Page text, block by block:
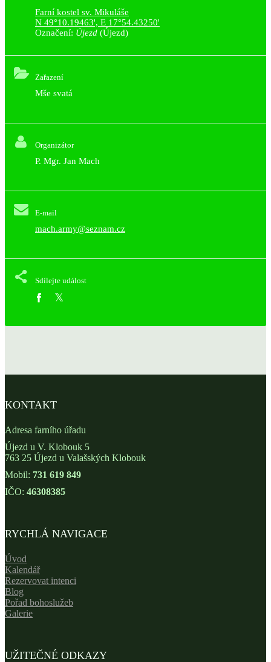
Farní kostel sv. Mikuláše
N 49°10.19463', E 17°54.43250'
Označení: Újezd (Újezd)
Zařazení
Mše svatá
Organizátor
P. Mgr. Jan Mach
E-mail
mach.army@seznam.cz
Sdílejte událost
KONTAKT
Adresa farního úřadu
Újezd u V. Klobouk 5
763 25 Újezd u Valašských Klobouk
Mobil: 731 619 849
IČO: 46308385
RYCHLÁ NAVIGACE
Úvod
Kalendář
Rezervovat intenci
Blog
Pořad bohoslužeb
Galerie
UŽITEČNÉ ODKAZY